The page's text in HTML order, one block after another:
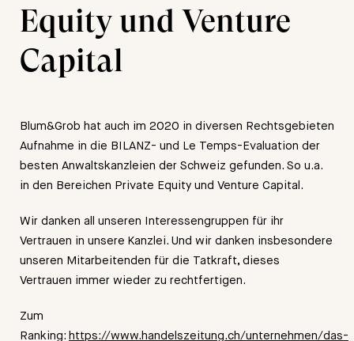
Equity und Venture
Capital
Blum&Grob hat auch im 2020 in diversen Rechtsgebieten
Aufnahme in die BILANZ- und Le Temps-Evaluation der
besten Anwaltskanzleien der Schweiz gefunden. So u.a.
in den Bereichen Private Equity und Venture Capital.
Wir danken all unseren Interessengruppen für ihr
Vertrauen in unsere Kanzlei. Und wir danken insbesondere
unseren Mitarbeitenden für die Tatkraft, dieses
Vertrauen immer wieder zu rechtfertigen.
Zum
Ranking: https://www.handelszeitung.ch/unternehmen/das-